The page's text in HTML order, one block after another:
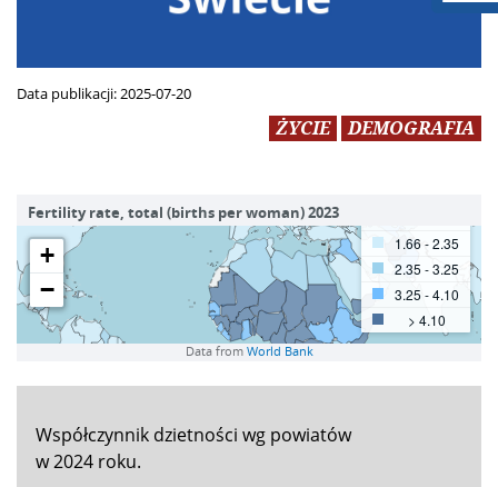
Data publikacji:2025-07-20
ŻYCIE DEMOGRAFIA
Współczynnik dzietności wg powiatów
w 2024 roku.